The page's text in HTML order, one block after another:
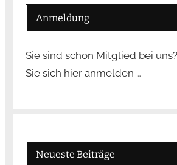
Anmeldung
Sie sind schon Mitglied bei
Sie sich hier anmelden …
Neueste Beiträge